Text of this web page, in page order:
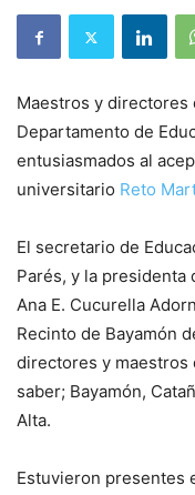
Maestros y directores
Departamento de
entusiasmados al
universitario Reto
El secretario de
Parés, y la presidenta
Ana E. Cucurella
Recinto de Bayamón
directores y maestros
saber; Bayamón,
Alta.
Estuvieron presentes